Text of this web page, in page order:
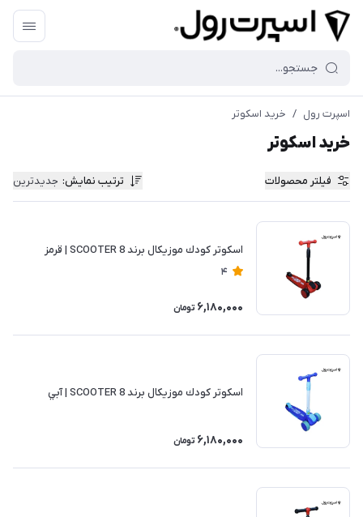
اسپرت رول / خرید اسکوتر
خرید اسکوتر
فیلتر محصولات ترتیب نمایش: جدیدترین
اسكوتر كودك موزيكال برند SCOOTER 8 | قرمز
4
6,180,000 تومان
اسكوتر كودك موزيكال برند SCOOTER 8 | آبي
6,180,000 تومان